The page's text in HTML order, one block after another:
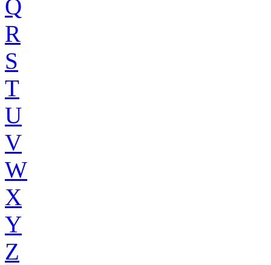
Q
R
S
T
U
V
W
X
Y
Z